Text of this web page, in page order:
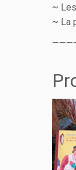
~
~ La